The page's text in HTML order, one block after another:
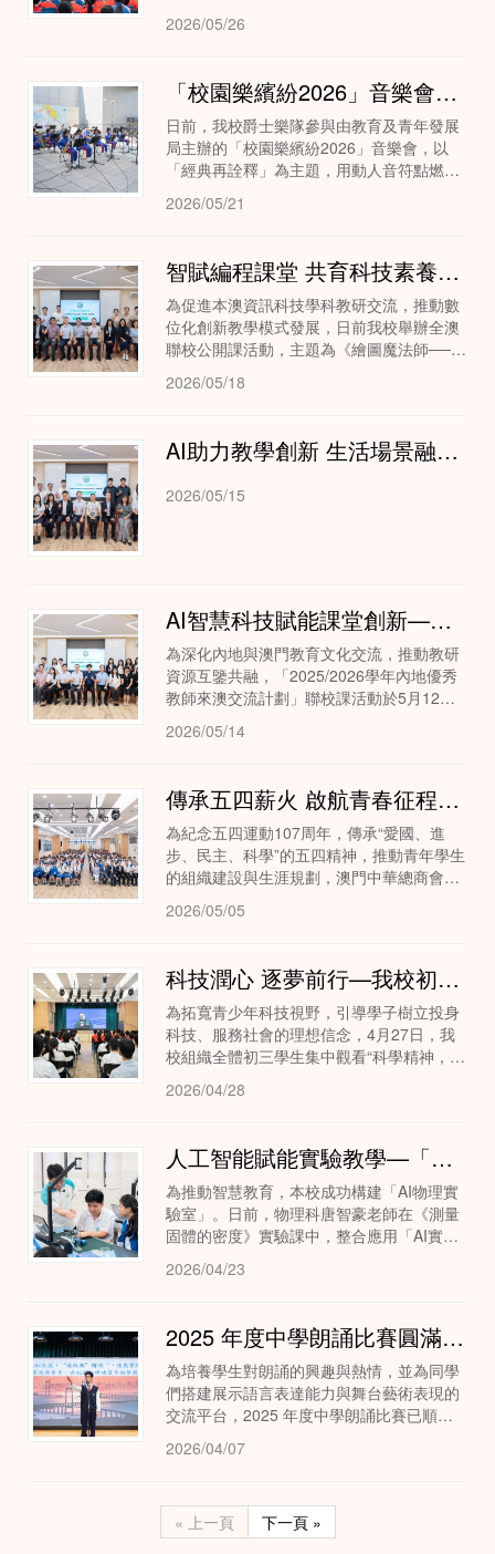
場”專題講座，初一初二級全體學生參與。活
動由學校心理健康導師黎鈞陶副主任主講，
2026/05/26
「校園樂繽紛2026」音樂會我校爵士樂隊精彩獻演
日前，我校爵士樂隊參與由教育及青年發展
局主辦的「校園樂繽紛2026」音樂會，以
「經典再詮釋」為主題，用動人音符點燃現
場氛圍。
2026/05/21
智賦編程課堂 共育科技素養—聯校公開課《繪圖魔法師──函數封裝圖形》
為促進本澳資訊科技學科教研交流，推動數
位化創新教學模式發展，日前我校舉辦全澳
聯校公開課活動，主題為《繪圖魔法師──函
數封裝圖形》。活動邀請教青局代表、內地
優秀數學教師團隊及本澳多所友校教師代表
2026/05/18
AI助力教學創新 生活場景融數學—聯校公開課《二次函數模型在實際生活中的應用》
2026/05/15
AI智慧科技賦能課堂創新—聯校公開課《DNA的結構》
為深化內地與澳門教育文化交流，推動教研
資源互鑒共融，「2025/2026學年內地優秀
教師來澳交流計劃」聯校課活動於5月12日
2026/05/14
傳承五四薪火 啟航青春征程—青洲中學舉辦五四青年節暨級社成立典禮
為紀念五四運動107周年，傳承“愛國、進
步、民主、科學”的五四精神，推動青年學生
的組織建設與生涯規劃，澳門中華總商會附
節專場活動暨高一高二級社成立儀式”。活...
2026/05/05
科技潤心 逐夢前行—我校初三學子觀看杭澳科創青年面對面直播
為拓寬青少年科技視野，引導學子樹立投身
科技、服務社會的理想信念，4月27日，我
校組織全體初三學生集中觀看“科學精神，青
2026”主題直播，讓同學們感受科技力量，
2026/04/28
人工智能賦能實驗教學—「AI物理實驗室」全面提升課堂效能
為推動智慧教育，本校成功構建「AI物理實
驗室」。日前，物理科唐智豪老師在《測量
固體的密度》實驗課中，整合應用「AI實驗
帶來「提質」與「增效」的實質成果。
2026/04/23
2025 年度中學朗誦比賽圓滿舉行 獲獎學生表現卓越
為培養學生對朗誦的興趣與熱情，並為同學
們搭建展示語言表達能力與舞台藝術表現的
交流平台，2025 年度中學朗誦比賽已順利
類別，分初中組與高中組角逐。本屆賽事競
2026/04/07
« 上一頁
下一頁 »